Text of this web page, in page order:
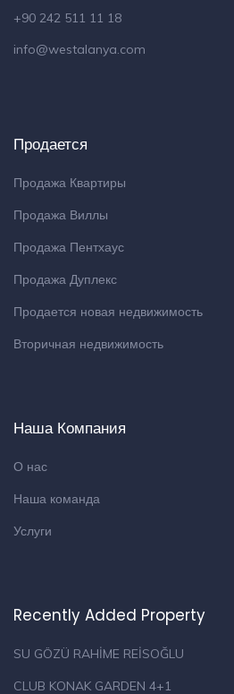
+90 242 511 11 18
info@westalanya.com
Продается
Продажа Квартиры
Продажа Виллы
Продажа Пентхаус
Продажа Дуплекс
Продается новая недвижимость
Вторичная недвижимость
Наша Компания
О нас
Наша команда
Услуги
Recently Added Property
SU GÖZÜ RAHİME REİSOĞLU
CLUB KONAK GARDEN 4+1